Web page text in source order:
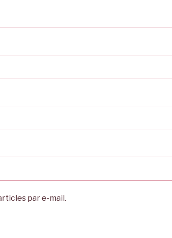
par e-mail.